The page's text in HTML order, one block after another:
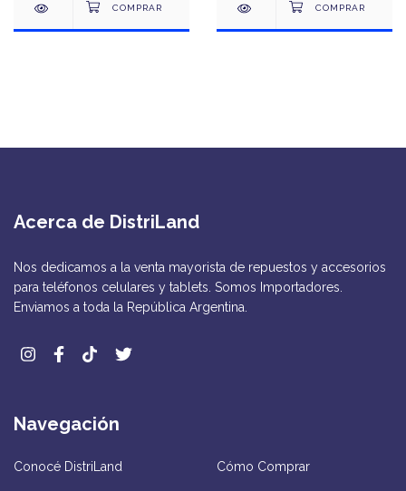
Acerca de DistriLand
Nos dedicamos a la venta mayorista de repuestos y accesorios
para teléfonos celulares y tablets. Somos Importadores.
Enviamos a toda la República Argentina.
Navegación
Conocé DistriLand Cómo Comprar